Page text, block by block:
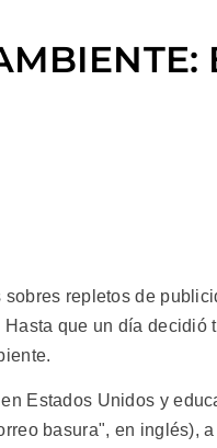
repletos de
que un día decidió
Estados Unidos y
basura", en inglés),